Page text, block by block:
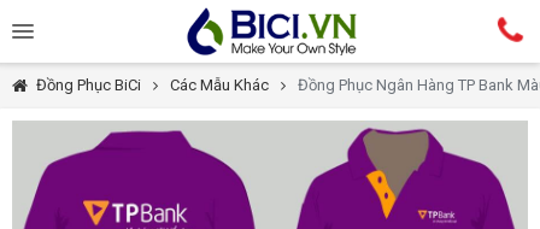
Đồng Phục BiCi Các Mẫu Khác Đồng Phục Ngân Hàng TP Bank